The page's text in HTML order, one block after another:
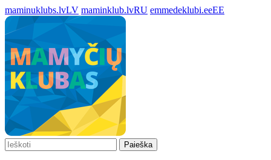
maminuklubs.lvLV maminklub.lvRU emmedeklubi.eeEE
Paieška